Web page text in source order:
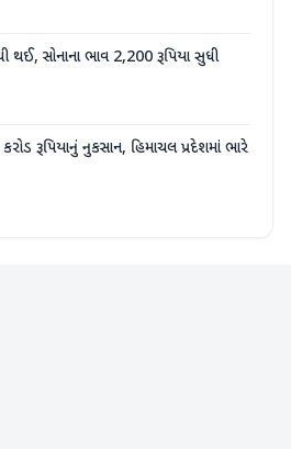
થઈ, સોનાના ભાવ 2,200 રૂપિયા સુધી
રૂપિયાનું નુકસાન, હિમાચલ પ્રદેશમાં ભારે